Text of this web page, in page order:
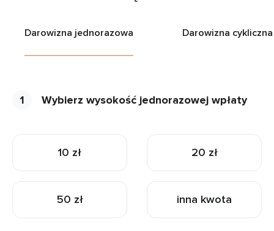
Darowizna jednorazowa Darowizna cykliczna
1 Wybierz wysokość jednorazowej wpłaty
10 zł 20 zł
50 zł inna kwota